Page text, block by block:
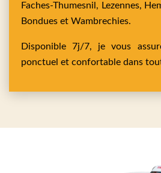
Faches-Thumesnil, Lezennes,
Bondues et Wambrechies.
Disponible 7j/7, je vous
ponctuel et confortable dans